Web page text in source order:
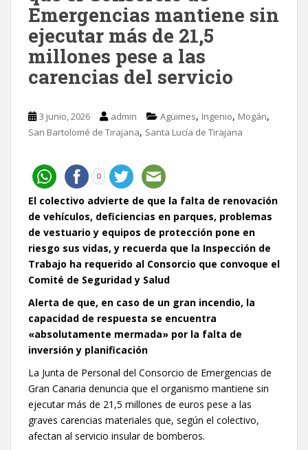
Emergencias mantiene sin
ejecutar más de 21,5
millones pese a las
carencias del servicio
3 junio, 2026 admin Agüimes, Ingenio, Mogán,
San Bartolomé de Tirajana, Santa Lucía de Tirajana
0
El colectivo advierte de que la falta de renovación
de vehículos, deficiencias en parques, problemas
de vestuario y equipos de protección pone en
riesgo sus vidas, y recuerda que la Inspección de
Trabajo ha requerido al Consorcio que convoque el
Comité de Seguridad y Salud
Alerta de que, en caso de un gran incendio, la
capacidad de respuesta se encuentra
«absolutamente mermada» por la falta de
inversión y planificación
La Junta de Personal del Consorcio de Emergencias de
Gran Canaria denuncia que el organismo mantiene sin
ejecutar más de 21,5 millones de euros pese a las
graves carencias materiales que, según el colectivo,
afectan al servicio insular de bomberos.